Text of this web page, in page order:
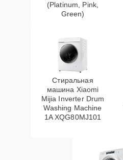
(Platinum, Pink,
Green)
Стиральная
машина Xiaomi
Mijia Inverter Drum
Washing Machine
1A XQG80MJ101